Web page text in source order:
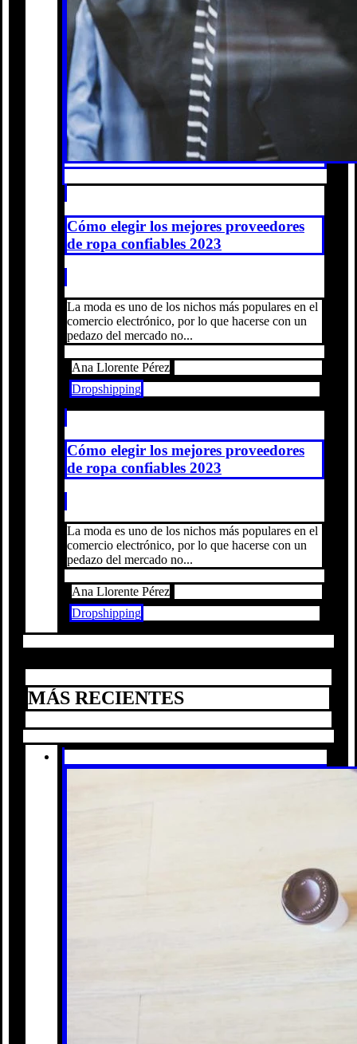
Cómo elegir los mejores proveedores
de ropa confiables 2023
La moda es uno de los nichos más populares en el
comercio electrónico, por lo que hacerse con un
pedazo del mercado no...
Ana Llorente Pérez
Dropshipping
Cómo elegir los mejores proveedores
de ropa confiables 2023
La moda es uno de los nichos más populares en el
comercio electrónico, por lo que hacerse con un
pedazo del mercado no...
Ana Llorente Pérez
Dropshipping
MÁS RECIENTES